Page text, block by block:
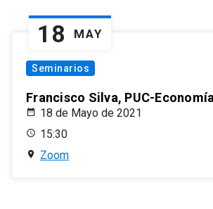
18 MAY
Seminarios
Francisco Silva, PUC-Economía
18 de Mayo de 2021
15:30
Zoom